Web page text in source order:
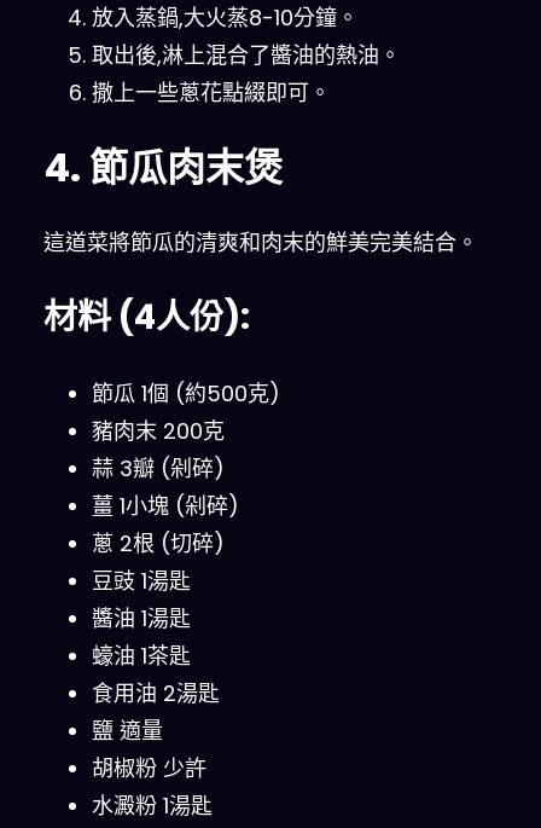
放入蒸鍋,大火蒸8-10分鐘。
取出後,淋上混合了醬油的熱油。
撒上一些蔥花點綴即可。
4. 節瓜肉末煲
這道菜將節瓜的清爽和肉末的鮮美完美結合。
材料 (4人份):
節瓜 1個 (約500克)
豬肉末 200克
蒜 3瓣 (剁碎)
薑 1小塊 (剁碎)
蔥 2根 (切碎)
豆豉 1湯匙
醬油 1湯匙
蠔油 1茶匙
食用油 2湯匙
鹽 適量
胡椒粉 少許
水澱粉 1湯匙